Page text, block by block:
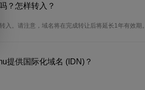
？怎样转入？
入。请注意，域名将在完成转让后将延长1年有效期。
提供国际化域名 (IDN)？